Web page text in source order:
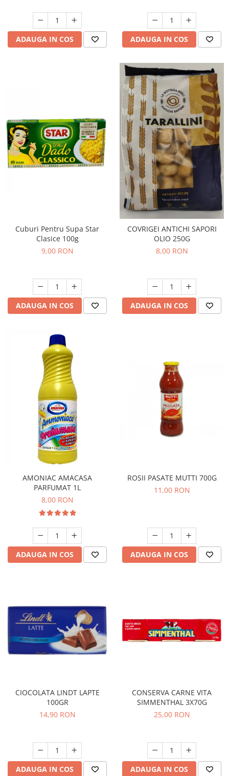
ADAUGA IN COS ADAUGA IN COS
Cuburi Pentru Supa Star
Clasice 100g
9,00 RON
ADAUGA IN COS
COVRIGEI ANTICHI SAPORI
OLIO 250G
8,00 RON
ADAUGA IN COS
AMONIAC AMACASA
PARFUMAT 1L
8,00 RON
ADAUGA IN COS
ROSII PASATE MUTTI 700G
11,00 RON
ADAUGA IN COS
CIOCOLATA LINDT LAPTE
100GR
14,90 RON
ADAUGA IN COS
CONSERVA CARNE VITA
SIMMENTHAL 3X70G
25,00 RON
ADAUGA IN COS